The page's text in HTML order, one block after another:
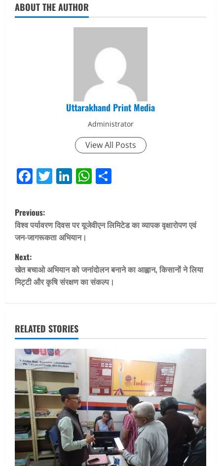
ABOUT THE AUTHOR
Uttarakhand Print Media
Administrator
View All Posts
Facebook
Twitter
LinkedIn
WhatsApp
P
o
s
t
n
v
i
g
a
t
i
o
Previous:
विश्व पर्यावरण दिवस पर यूजेवीएन लिमिटेड का व्यापक वृक्षारोपण एवं
जन-जागरूकता अभियान।
Next:
खेत बचाओ अभियान को जनांदोलन बनाने का आह्वान, किसानों ने लिया
मिट्टी और कृषि संरक्षण का संकल्प।
RELATED STORIES